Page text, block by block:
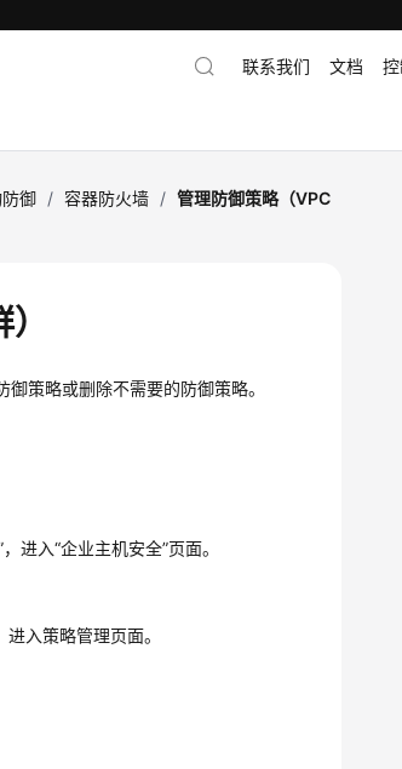
联系我们 文档
御 / 容器防火墙 / 管理防御策略（VPC
策略或删除不需要的防御策略。
，进入“企业主机安全”页面。
进入策略管理页面。